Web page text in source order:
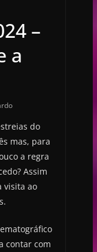
–
a
do
mas, para
a regra
Assim
visita ao
contar com